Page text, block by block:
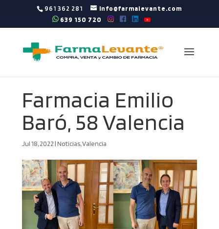
961 362 281 info@farmalevante.com
639 150 720
Farmacia Emilio
Baró, 58 Valencia
Jul 18, 2022|Noticias,Valencia